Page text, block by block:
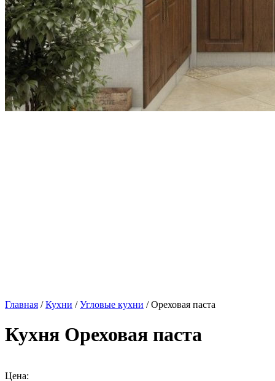
Главная /Кухни /Угловые кухни / Ореховая паста
Кухня Ореховая паста
Цена: